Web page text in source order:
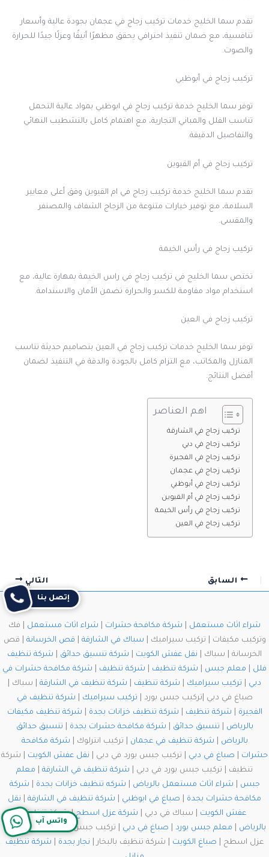
تقدم سما الخليج خدمات تركيب زجاج في عجمان بجودة عالية وأسعار
تنافسية، مع ضمان تنفيذ احترافي يحقق مظهرًا أنيقًا وعزلًا جيدًا للحرارة
والصوت.
تركيب زجاج في أبوظبي
توفر سما الخليج خدمة تركيب زجاج في ابوظبي بمواد عالية التحمل
تناسب الفلل والمباني التجارية، مع اهتمام كامل بالتشطيب النهائي
والتفاصيل الدقيقة.
تركيب زجاج في أم القيوين
تقدم سما الخليج خدمة تركيب زجاج في ام القيوين وفق أعلى معايير
السلامة، مع توفير خيارات متنوعة من الزجاج الشفاف والمصنفر
والمقسى.
تركيب زجاج في رأس الخيمة
تختص سما الخليج في تركيب زجاج في راس الخيمة بمهارة عالية، مع
استخدام مواد مقاومة للكسر والحرارة تضمن الأمان والاستدامة.
تركيب زجاج في العين
توفر سما الخليج خدمات تركيب زجاج في العين بتصاميم حديثة تناسب
المنازل والمكاتب، مع التزام كامل بالجودة والدقة في التنفيذ لضمان
أفضل النتائج.
اهم العناصر
تركيب زجاج في الشارقة
تركيب زجاج في دبي
تركيب زجاج في الفجيرة
تركيب زجاج في عجمان
تركيب زجاج في أبوظبي
تركيب زجاج في أم القيوين
تركيب زجاج في رأس الخيمة
تركيب زجاج في العين
السابق التالي
شراء اثاث مستعمل شركة مكافحة حشرات شراء اثاث مستعمل | فك
وتركيب مكيفات | تركيب سيراميك | سباك في الشارقة قص الخرسانة | قص
الخرسانة | سباك | نقل عفش الكويت شركة تنسيق حدائق
شركة تنظيف
فلل
معلم جبس شركة تنظيف شركة تنظيف
شركة مكافحة حشرات في
دبي
تركيب سيراميك شركة تنظيف شركة تنظيف في الشارقة | سباك |
صباغ في دبي |تركيب جبس بورد | تركيب سيراميك
شركة تنظيف في
الفجيرة
شركة تنظيف شركة تنظيف خزانات بجدة
شركة تنظيف مكيفات
بالرياض
تنسيق حدائق شركة مكافحة حشرات بجدة
تنسيق حدائق
بالرياض
شركة تنظيف في عجمان | تركيب انترلوك | شركة مكافحة
حشرات
صباغ في دبي | تركيب جبس بورد في دبي | نقل عفش الكويت | شركة
تنظيف | تركيب جبس بورد في دبي | شركة تنظيف في الشارقة
معلم
جبس
شراء اثاث مستعمل بالرياض شركه تنظيف خزانات بجدة
شركة
مكافحة حشرات بجدة
صباغ في ابوظبي شركة تنظيف في الشارقة
نقل
عفش الكويت | سباك في دبي | شركة عزل اسطح|شركة تنظيف
بالرياض
معلم جبس بورد صباغ في دبي
| تركيب جبس بورد في دبي | شركة
عزل اسطح | صباغ الكويت | شركة تنظيف بالبخار | نجار بجدة
شركة تنظيف
واتس آب
إتصل بنا